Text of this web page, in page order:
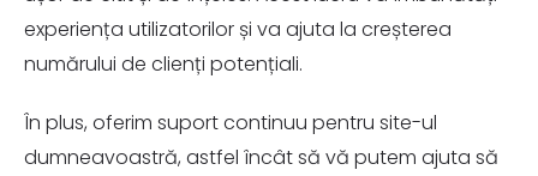
experiența utilizatorilor și va ajuta la creșterea
numărului de clienți potențiali.
În plus, oferim suport continuu pentru site-ul
dumneavoastră, astfel încât să vă putem ajuta să